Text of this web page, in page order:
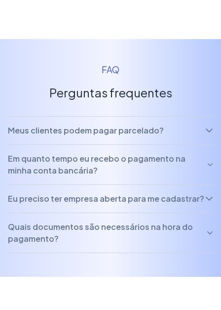
FAQ
Perguntas frequentes
Meus clientes podem pagar parcelado?
Em quanto tempo eu recebo o pagamento na
minha conta bancária?
Eu preciso ter empresa aberta para me cadastrar?
Quais documentos são necessários na hora do
pagamento?